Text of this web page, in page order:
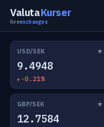
ValutaKurser
liveexchanges
USD/SEK ★
9.4948
-0.21%
GBP/SEK ★
12.7584